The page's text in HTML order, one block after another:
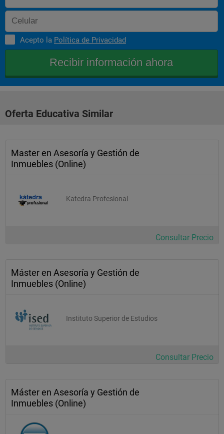
Acepto la Política de Privacidad
Oferta Educativa Similar
Master en Asesoría y Gestión de
Inmuebles (Online)
Katedra Profesional
Consultar Precio
Máster en Asesoría y Gestión de
Inmuebles (Online)
Instituto Superior de Estudios
Consultar Precio
Máster en Asesoría y Gestión de
Inmuebles (Online)